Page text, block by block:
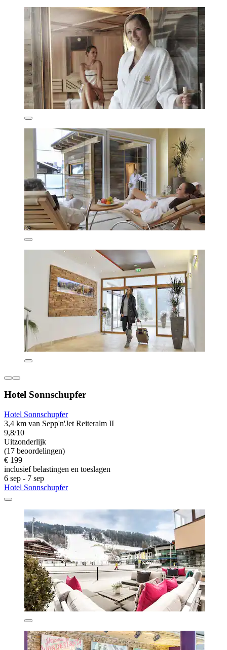
Hotel Sonnschupfer
Hotel Sonnschupfer
3,4 km van Sepp'n'Jet Reiteralm II
9,8/10
Uitzonderlijk
(17 beoordelingen)
€ 199
inclusief belastingen en toeslagen
6 sep - 7 sep
Hotel Sonnschupfer